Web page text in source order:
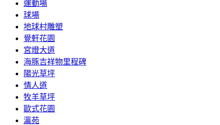
運動場
球場
地球村雕塑
覺軒花園
宮燈大道
海豚吉祥物里程碑
陽光草坪
情人道
牧羊草坪
歐式花園
瀛苑